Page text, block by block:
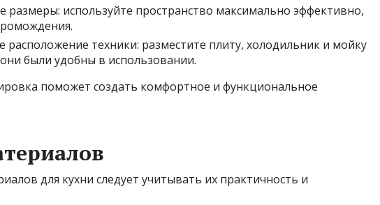
размеры: используйте пространство максимально эффективно,
расположение техники: разместите плиту, холодильник и мойку
были удобны в использовании.
поможет создать комфортное и функциональное
для кухни следует учитывать их практичность и